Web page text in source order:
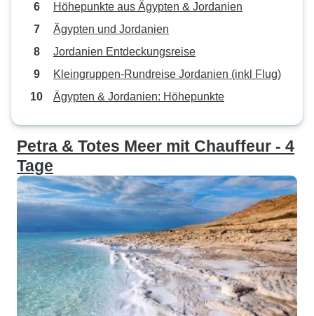
Höhepunkte aus Ägypten & Jordanien
Ägypten und Jordanien
Jordanien Entdeckungsreise
Kleingruppen-Rundreise Jordanien (inkl Flug)
Ägypten & Jordanien: Höhepunkte
Petra & Totes Meer mit Chauffeur - 4
Tage